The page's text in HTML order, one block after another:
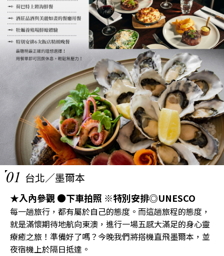
01 台北／墨爾本
★入內參觀 ●下車拍照 ※特別安排◎UNESCO
每一趟旅行，都有屬於自己的態度。而這趟旅程的態度，
就是滿懷期待地航向東澳，進行一場五感大滿足的身心靈
療癒之旅！準備好了嗎？今晚我們將搭機直飛墨爾本，並
夜宿機上於隔日抵達。